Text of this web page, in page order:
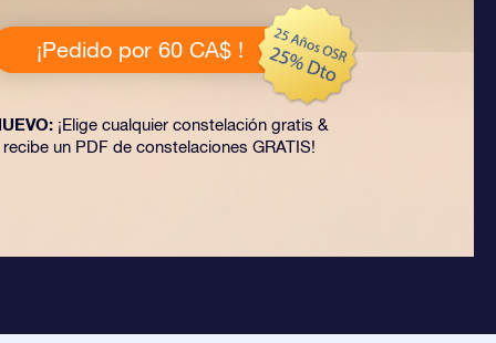
¡Pedido por 60 CA$ !
¡Elige cualquier constelación gratis &
recibe un PDF de constelaciones GRATIS!